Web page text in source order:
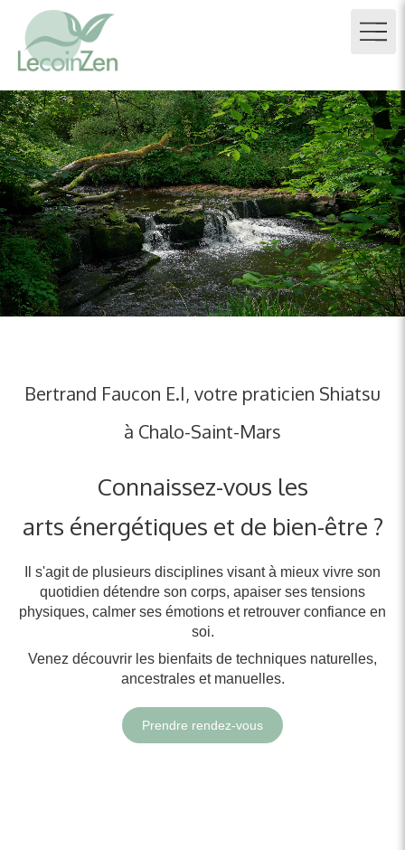
Bertrand Faucon E.I, votre praticien Shiatsu
à Chalo-Saint-Mars
Connaissez-vous les
arts énergétiques et de bien-être ?
Il s'agit de plusieurs disciplines visant à mieux vivre son
quotidien détendre son corps, apaiser ses tensions
physiques, calmer ses émotions et retrouver confiance en
soi.
Venez découvrir les bienfaits de techniques naturelles,
ancestrales et manuelles.
Prendre rendez-vous